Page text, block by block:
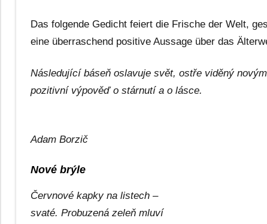
Das folgende Gedicht feiert die Frische der Welt,
eine überraschend positive Aussage über das
Následující báseň oslavuje svět, ostře viděný
pozitivní výpověď o stárnutí a o lásce.
Adam Borzič
Nové brýle
Červnové kapky na listech –
svaté. Probuzená zeleň mluví